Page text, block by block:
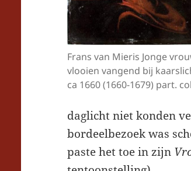
Frans van Mieris Jonge
vlooien vangend bij
ca 1660 (1660-1679) part.
daglicht niet konden
bordeelbezoek was
paste het toe in zijn